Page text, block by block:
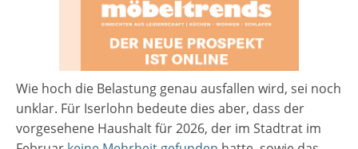
Wie hoch die Belastung genau ausfallen wird, sei noch
unklar. Für Iserlohn bedeute dies aber, dass der
vorgesehene Haushalt für 2026, der im Stadtrat im